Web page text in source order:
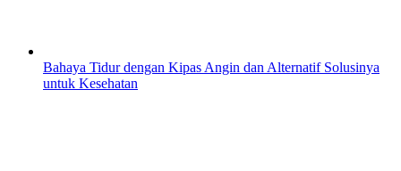
Bahaya Tidur dengan Kipas Angin dan Alternatif Solusinya
untuk Kesehatan